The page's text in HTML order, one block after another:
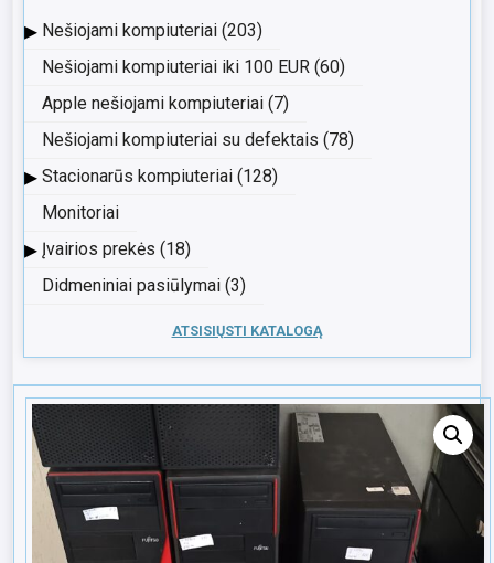
▸ Nešiojami kompiuteriai (203)
Nešiojami kompiuteriai iki 100 EUR (60)
Apple nešiojami kompiuteriai (7)
Nešiojami kompiuteriai su defektais (78)
▸ Stacionarūs kompiuteriai (128)
Monitoriai
▸ Įvairios prekės (18)
Didmeniniai pasiūlymai (3)
ATSISIŲSTI KATALOGĄ